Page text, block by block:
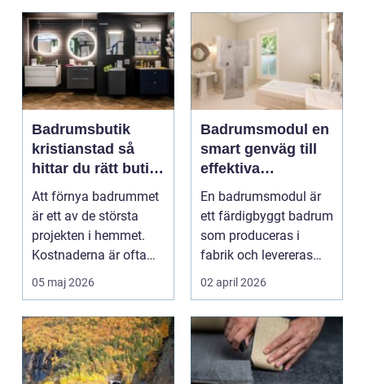
Badrumsbutik
kristianstad så
hittar du rätt butik
för ditt nya
badrum
Att förnya badrummet
är ett av de största
projekten i hemmet.
Kostnaderna är ofta
höga, många beslut...
05 maj 2026
Badrumsmodul en
smart genväg till
effektiva
byggprojekt
En badrumsmodul är
ett färdigbyggt badrum
som produceras i
fabrik och levereras
som en komplett
enhe...
02 april 2026